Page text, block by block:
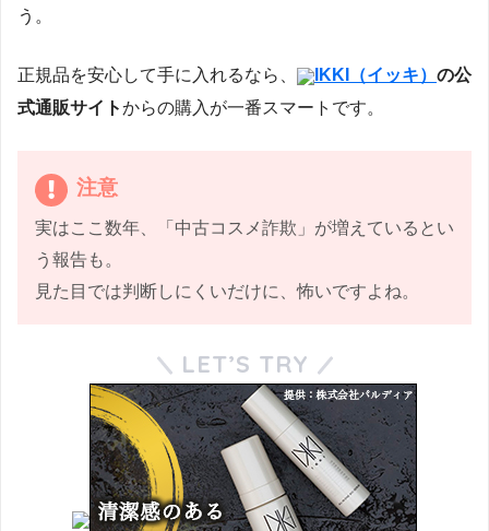
う。
正規品を安心して手に入れるなら、 IKKI（イッキ） の公
式通販サイトからの購入が一番スマートです。
注意
実はここ数年、「中古コスメ詐欺」が増えているとい
う報告も。
見た目では判断しにくいだけに、怖いですよね。
LET’S TRY